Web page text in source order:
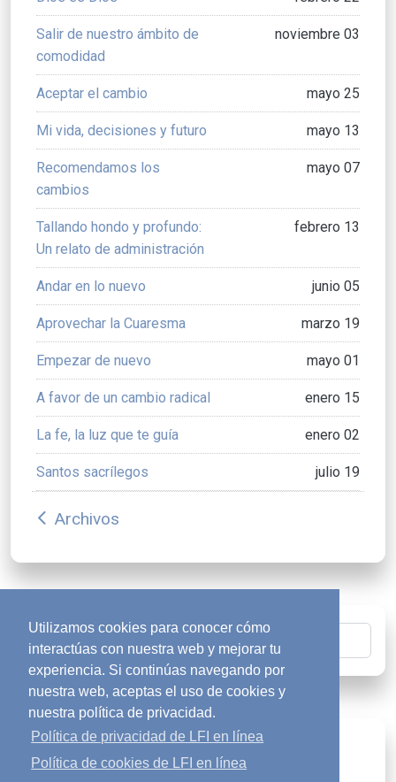
Utilizamos cookies para conocer cómo
interactúas con nuestra web y mejorar tu
experiencia. Si continúas navegando por
nuestra web, aceptas el uso de cookies y
nuestra política de privacidad.
Política de privacidad de LFI en línea
Política de cookies de LFI en línea
Salir de nuestro ámbito de
comodidad
noviembre 03
Aceptar el cambio mayo 25
Mi vida, decisiones y futuro mayo 13
Recomendamos los
cambios
mayo 07
Tallando hondo y profundo:
Un relato de administración
febrero 13
Andar en lo nuevo junio 05
Aprovechar la Cuaresma marzo 19
Empezar de nuevo mayo 01
A favor de un cambio radical enero 15
La fe, la luz que te guía enero 02
Santos sacrílegos julio 19
arrow_back_ios Archivos
Buscar
diversity_1¿Buscas respuestas?